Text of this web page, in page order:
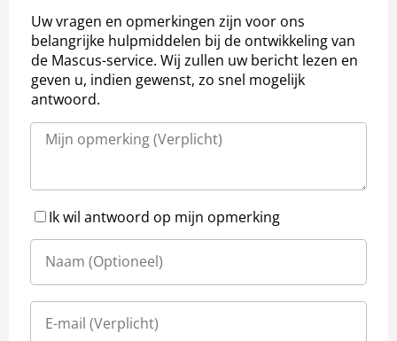
Uw vragen en opmerkingen zijn voor ons
belangrijke hulpmiddelen bij de ontwikkeling van
de Mascus-service. Wij zullen uw bericht lezen en
geven u, indien gewenst, zo snel mogelijk
antwoord.
Ik wil antwoord op mijn opmerking